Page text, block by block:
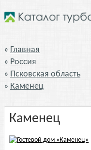
Главная
Россия
Псковская область
Каменец
Каменец